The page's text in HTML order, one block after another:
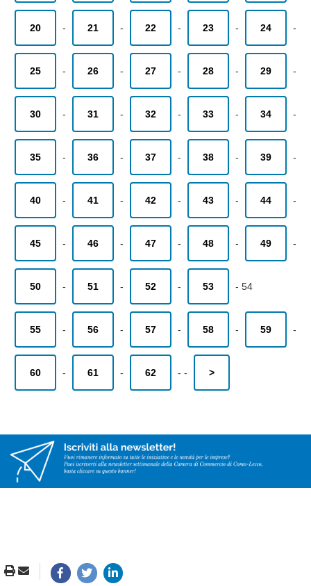
20 - 21 - 22 - 23 - 24 -
25 - 26 - 27 - 28 - 29 -
30 - 31 - 32 - 33 - 34 -
35 - 36 - 37 - 38 - 39 -
40 - 41 - 42 - 43 - 44 -
45 - 46 - 47 - 48 - 49 -
50 - 51 - 52 - 53 - 54
55 - 56 - 57 - 58 - 59 -
60 - 61 - 62 - - >